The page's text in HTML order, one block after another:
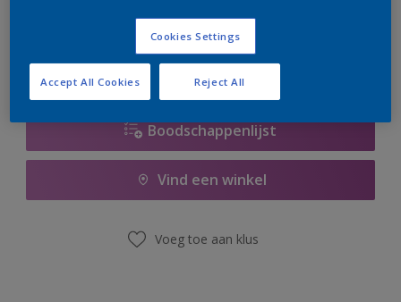
er hard aan om de voorraad aan te vullen.
Boodschappenlijst
Vind een winkel
Voeg toe aan klus
Cookies Settings
Reject All
Accept All Cookies